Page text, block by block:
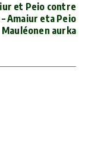
et Peio contre
Amaiur eta Peio
Mauléonen aurka